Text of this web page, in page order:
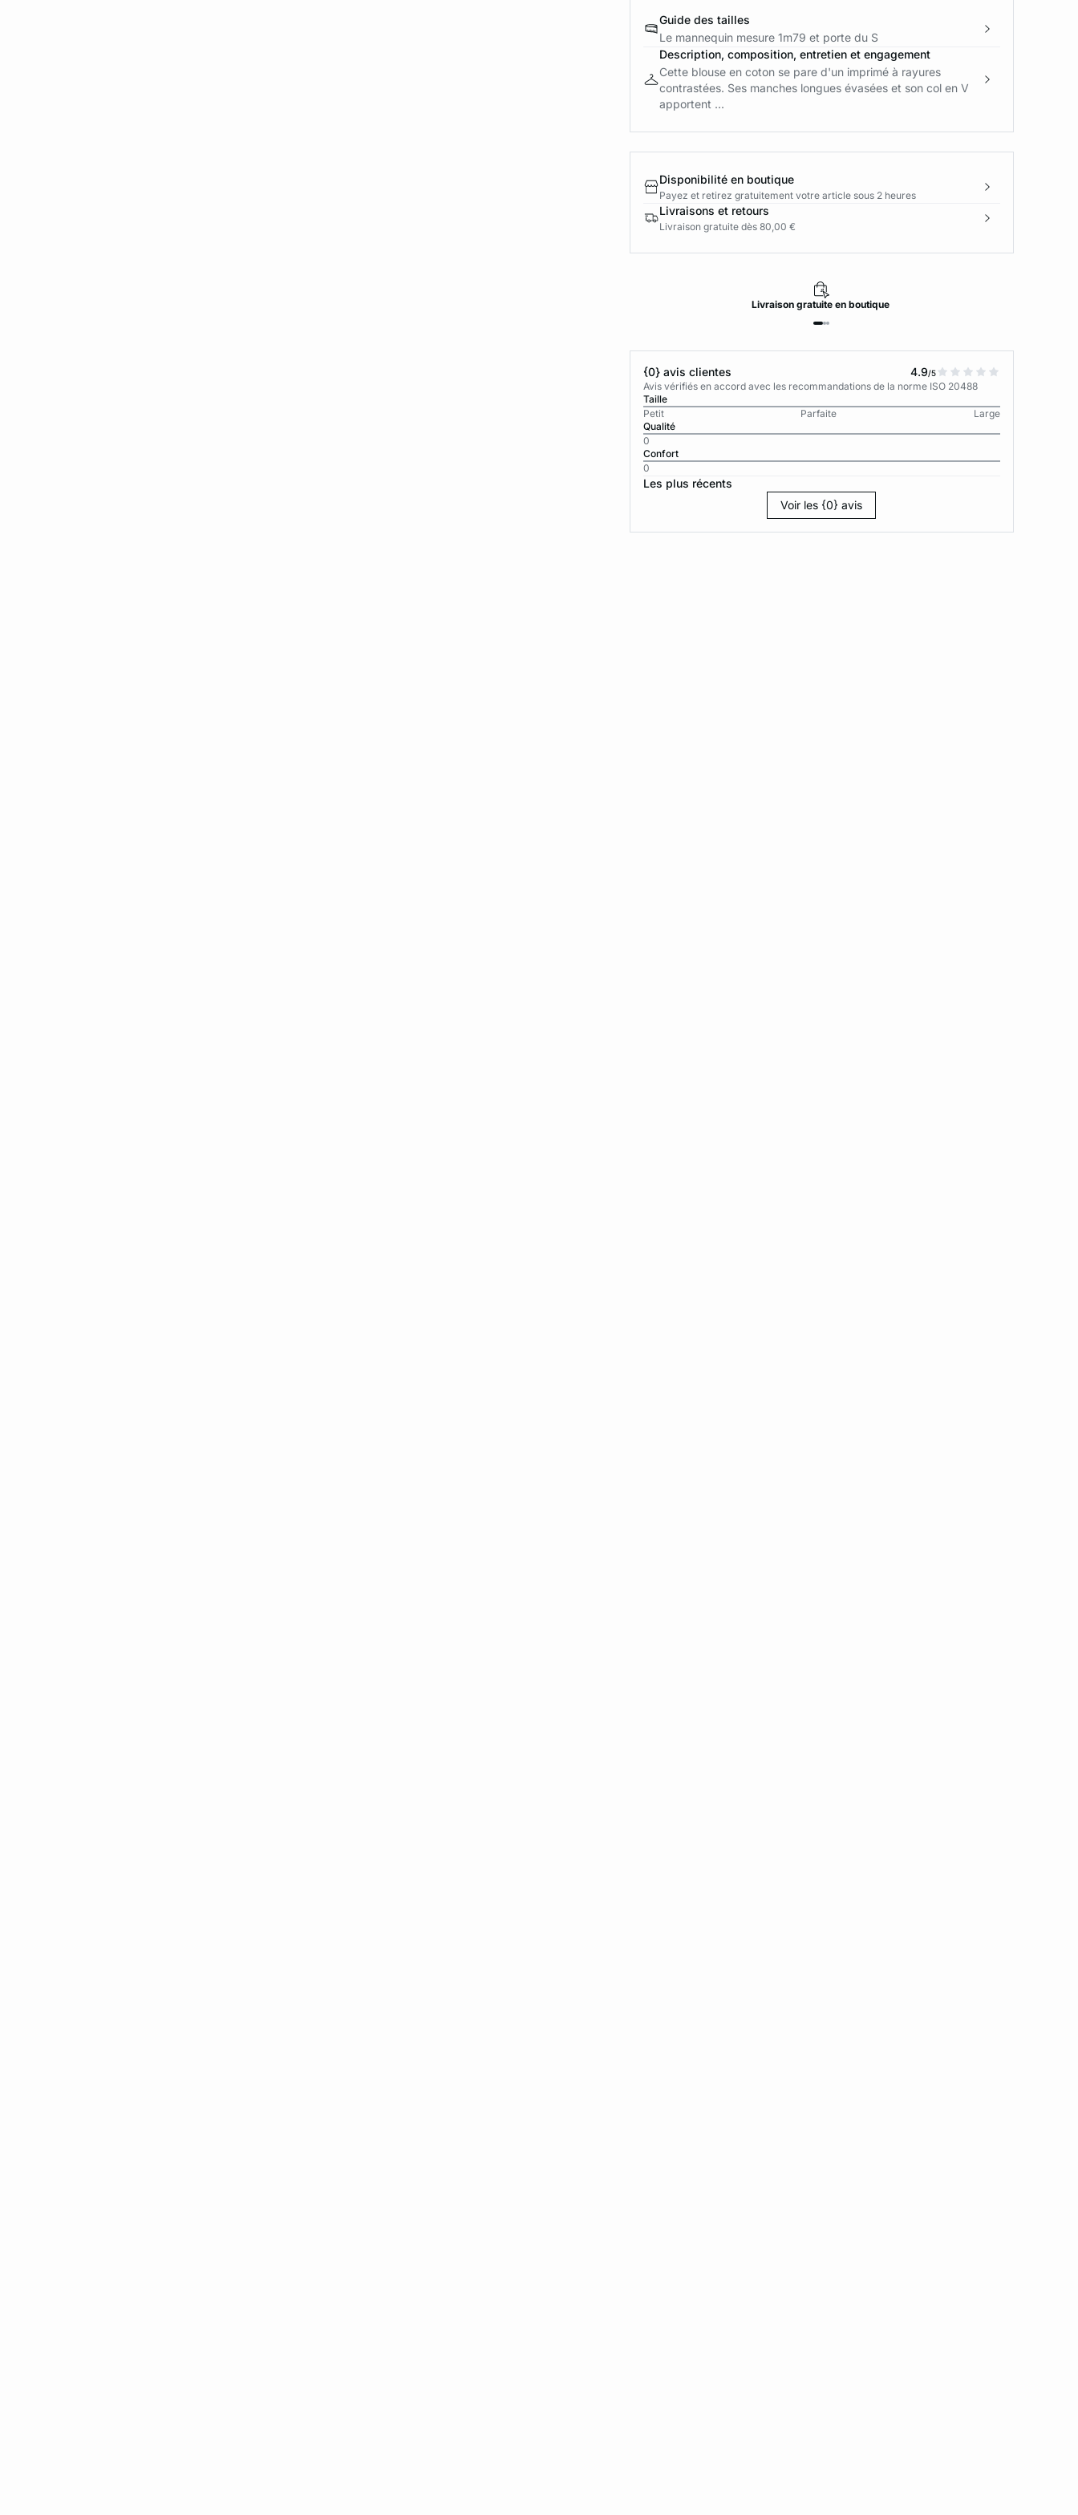
Guide des tailles
Le mannequin mesure 1m79 et porte du S
Description, composition, entretien et engagement
Cette blouse en coton se pare d'un imprimé à rayures
contrastées. Ses manches longues évasées et son col en V
apportent ...
Disponibilité en boutique
Payez et retirez gratuitement votre article sous 2 heures
Livraisons et retours
Livraison gratuite dès 80,00 €
Livraison gratuite en boutique
{0} avis clientes 4.9/5
Avis vérifiés en accord avec les recommandations de la norme ISO 20488
Taille
Petit
Parfaite
Large
Qualité
0
Confort
0
Les plus récents
Voir les {0} avis